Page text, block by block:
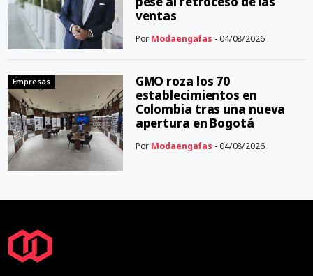
ventas
Por Modaengafas - 04/08/2026
Empresas
GMO roza los 70
establecimientos en
Colombia tras una nueva
apertura en Bogotá
Por Modaengafas - 04/08/2026